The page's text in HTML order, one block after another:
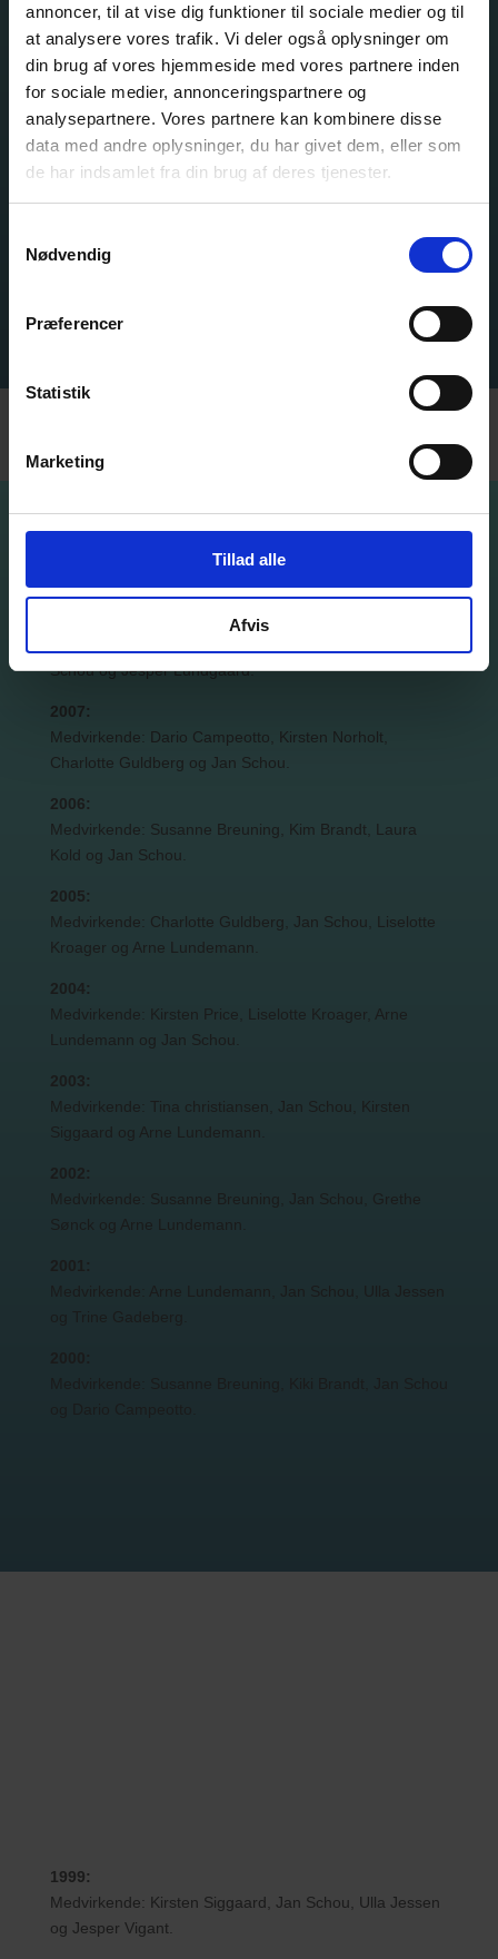
annoncer, til at vise dig funktioner til sociale medier og til
at analysere vores trafik. Vi deler også oplysninger om
din brug af vores hjemmeside med vores partnere inden
for sociale medier, annonceringspartnere og
analysepartnere. Vores partnere kan kombinere disse
data med andre oplysninger, du har givet dem, eller som
de har indsamlet fra din brug af deres tjenester.
Nødvendig
Præferencer
Statistik
Marketing
Tillad alle
Afvis
2011:
Medvirkende: Sara Poulsen, Jan Schou, Jesper
Lundgaard og Lisbeth Kjærulff.
2010:
Medvirkende: Randi Winther, Sara Qvist, Jan Schou og
Medvirkende: Jesper Lundgaard, Jan Schou, Kirsten
Schou og Jesper Lundgaard.
2007:
Medvirkende: Dario Campeotto, Kirsten Norholt,
Charlotte Guldberg og Jan Schou.
2006:
Medvirkende: Susanne Breuning, Kim Brandt, Laura
Kold og Jan Schou.
2005:
Medvirkende: Charlotte Guldberg, Jan Schou, Liselotte
Kroager og Arne Lundemann.
2004:
Medvirkende: Kirsten Price, Liselotte Kroager, Arne
Lundemann og Jan Schou.
2003:
Medvirkende: Tina christiansen, Jan Schou, Kirsten
Siggaard og Arne Lundemann.
2002:
1999:
Medvirkende: Kirsten Siggaard, Jan Schou, Ulla Jessen
og Jesper Vigant.